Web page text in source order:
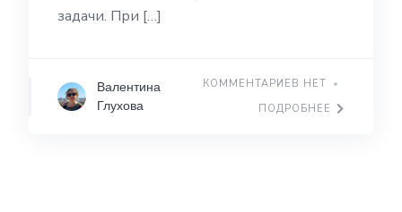
задачи. При […]
Валентина
Глухова
КОММЕНТАРИЕВ НЕТ
ПОДРОБНЕЕ